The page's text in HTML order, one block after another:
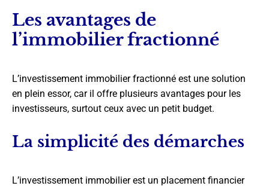
Les avantages de
l’immobilier fractionné
L’investissement immobilier fractionné est une solution
en plein essor, car il offre plusieurs avantages pour les
investisseurs, surtout ceux avec un petit budget.
La simplicité des démarches
L’investissement immobilier est un placement financier